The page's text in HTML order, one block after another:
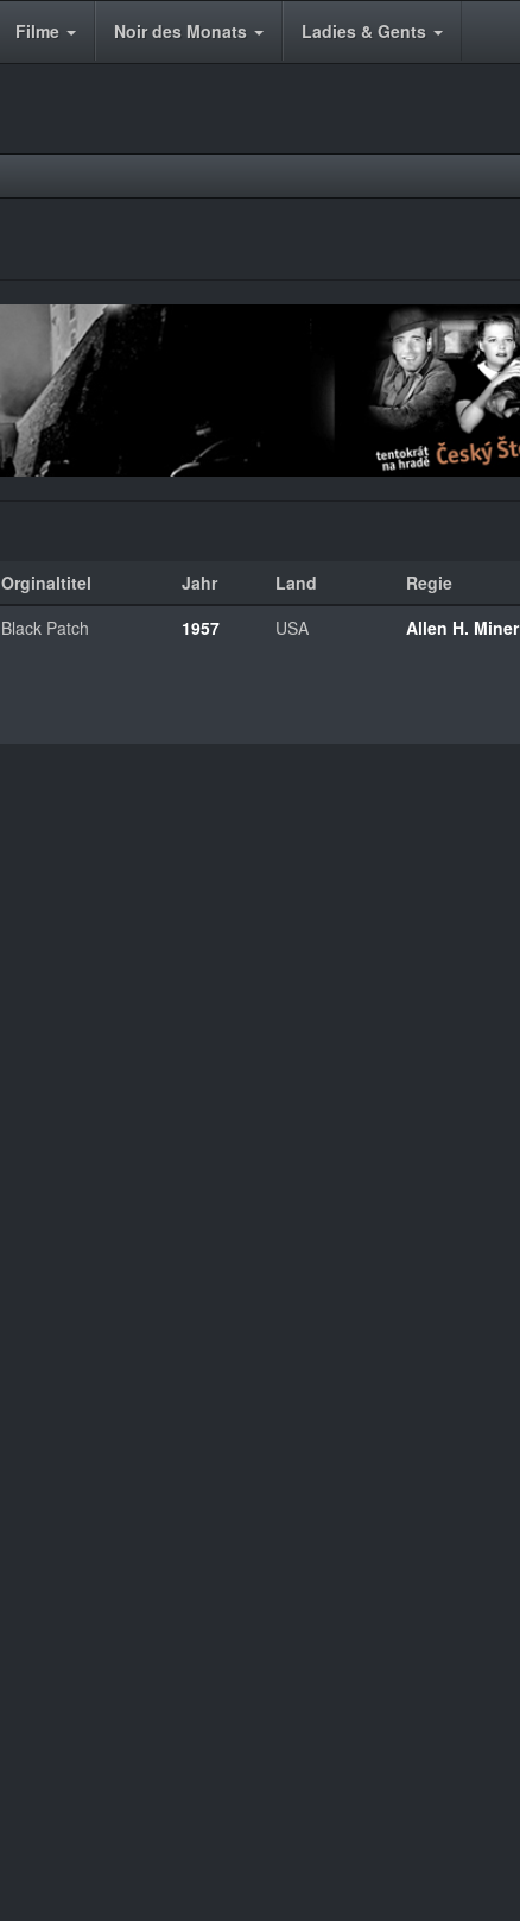
Filme Noir des Monats Ladies & Gents
Orginaltitel Jahr Land Regie
Black Patch 1957 USA Allen H. Miner